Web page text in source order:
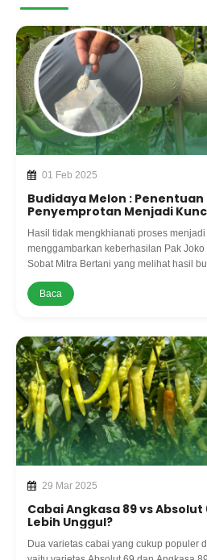
01 Feb 2025
Budidaya Melon :
Penyemprotan Menjadi
Hasil tidak mengkhianati proses
menggambarkan keberhasilan Pak
Sobat Mitra Bertani yang melihat hasil
sangat terpesona dan mulai tergiur
Baca
29 Mar 2025
Cabai Angkasa 89 vs Absolut
Lebih Unggul?
Dua varietas cabai yang cukup populer